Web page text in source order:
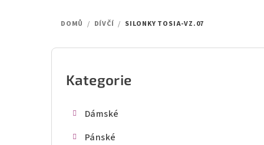
DOMŮ / DÍVČÍ / SILONKY TOSIA-VZ.07
Přeskočit
kategorie
Kategorie
Dámské
Pánské